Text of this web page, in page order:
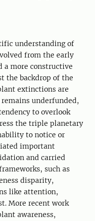
understanding of
from the early
a more constructive
the backdrop of the
extinctions are
underfunded,
to overlook
the triple planetary
to notice or
important
and carried
such as
disparity,
like attention,
More recent work
awareness,